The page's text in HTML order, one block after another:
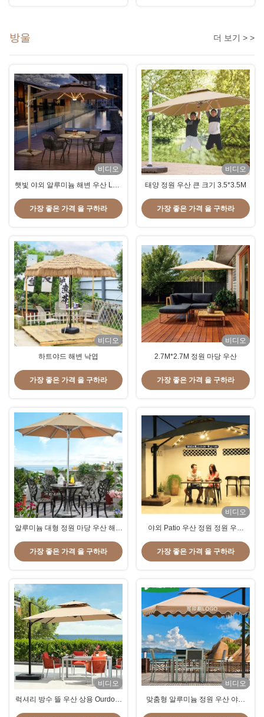
방울 더 보기 > >
비디오
햇빛 야외 알루미늄 해변 우산 LED
가장 좋은 가격 을 구하라
비디오
태양 정원 우산 큰 크기 3.5*3.5M
가장 좋은 가격 을 구하라
비디오
하트야드 해변 낙엽
가장 좋은 가격 을 구하라
비디오
2.7M*2.7M 정원 마당 우산
가장 좋은 가격 을 구하라
알루미늄 대형 정원 마당 우산 해변
가장 좋은 가격 을 구하라
비디오
야외 Patio 우산 정원 정원 우산
가장 좋은 가격 을 구하라
비디오
럭셔리 방수 뜰 우산 상용 Ourdoor
비디오
맞춤형 알루미늄 정원 우산 야외